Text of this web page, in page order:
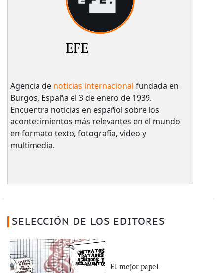
EFE
Agencia de noticias internacional fundada en
Burgos, España el 3 de enero de 1939.
Encuentra noticias en español sobre los
acontecimientos más relevantes en el mundo
en formato texto, fotografía, video y
multimedia.
SELECCIÓN DE LOS EDITORES
El mejor papel